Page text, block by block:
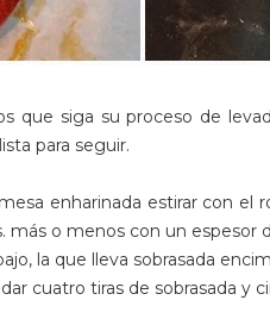
que siga su proceso de
para seguir.
enharinada estirar con el
más o menos con un espesor
la que lleva sobrasada
cuatro tiras de sobrasada y